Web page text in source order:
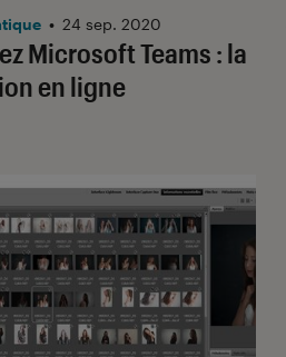
Microsoft Teams : la
en ligne
• 24 sep. 2020